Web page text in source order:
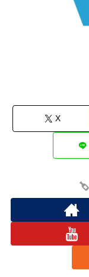
X